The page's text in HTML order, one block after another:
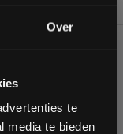
Over
te
media te bieden